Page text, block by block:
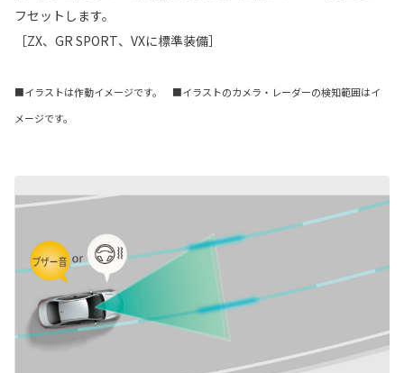
フセットします。
［ZX、GR SPORT、VXに標準装備］
■イラストは作動イメージです。 ■イラストのカメラ・レーダーの検知範囲はイ
メージです。